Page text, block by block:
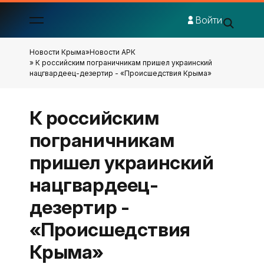
Войти
Новости Крыма»Новости АРК
» К российским пограничникам пришел украинский
нацгвардеец-дезертир - «Происшедствия Крыма»
К российским
пограничникам
пришел украинский
нацгвардеец-
дезертир -
«Происшедствия
Крыма»